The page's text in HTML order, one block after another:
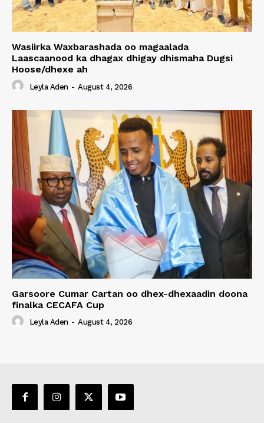
Wasiirka Waxbarashada oo magaalada
Laascaanood ka dhagax dhigay dhismaha Dugsi
Hoose/dhexe ah
Leyla Aden - August 4, 2026
Garsoore Cumar Cartan oo dhex-dhexaadin doona
finalka CECAFA Cup
Leyla Aden - August 4, 2026